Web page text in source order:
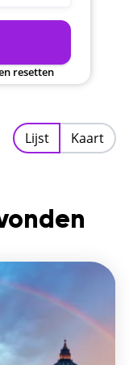
resetten
Lijst Kaart